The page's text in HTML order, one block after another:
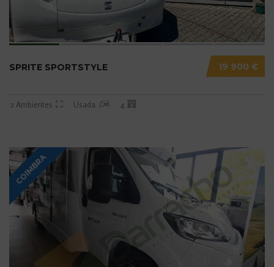
19 900 €
SPRITE SPORTSTYLE
2 Ambientes Usada 4
COIMBRA